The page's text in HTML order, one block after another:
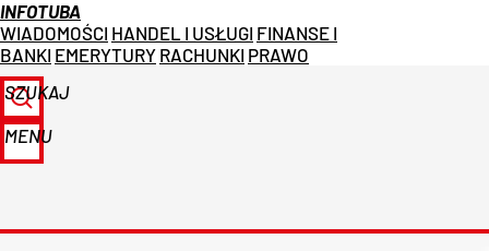
INFOTUBA
WIADOMOŚCI HANDEL I USŁUGI FINANSE I
BANKI EMERYTURY RACHUNKI PRAWO
SZUKAJ
MENU